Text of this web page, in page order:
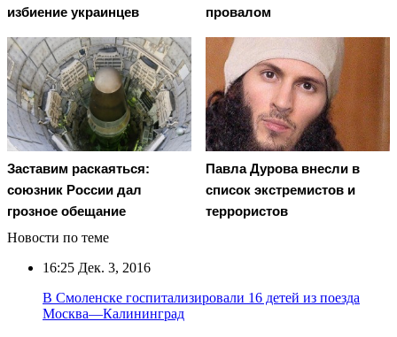
избиение украинцев
провалом
Заставим раскаяться:
союзник России дал
грозное обещание
Павла Дурова внесли в
список экстремистов и
террористов
Новости по теме
16:25 Дек. 3, 2016
В Смоленске госпитализировали 16 детей из поезда
Москва—Калининград